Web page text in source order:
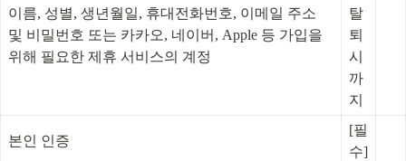
이름, 성별, 생년월일, 휴대전화번호, 이메일 주소
및 비밀번호 또는 카카오, 네이버, Apple 등 가입을
위해 필요한 제휴 서비스의 계정
탈
퇴
시
까
지
본인 인증
[필
수]